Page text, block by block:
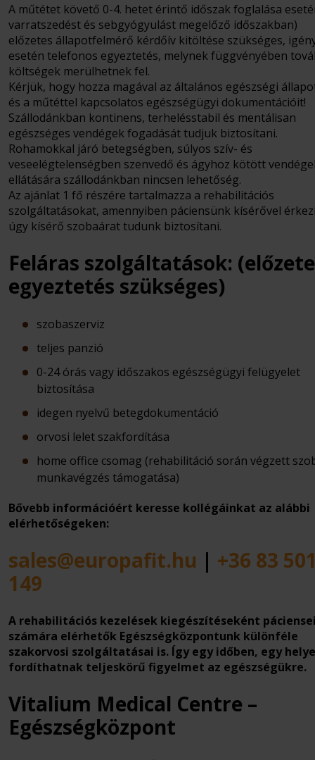
A műtétet követő 0-4. hetet érintő időszak foglalása
varratszedést és sebgyógyulást megelőző időszakban)
előzetes állapotfelmérő kérdőív kitöltése szükséges,
esetén telefonos egyeztetés, melynek függvényében
költségek merülhetnek fel.
Kérjük, hogy hozza magával az általános egészségi
és a műtéttel kapcsolatos egészségügyi dokumentációit!
Szállodánkban kontinens, terhelésstabil és mentálisan
egészséges vendégek fogadását tudjuk biztosítani.
Rohamokkal járó betegségben, súlyos szív- és
veseelégtelenségben szenvedő és ágyhoz kötött
ellátására szállodánkban nincsen lehetőség.
Az ajánlat 1 fő részére tartalmazza a rehabilitációs
szolgáltatásokat, amennyiben páciensünk kísérővel
úgy kísérő szobaárat tudunk biztosítani.
Feláras szolgáltatások:
egyeztetés szükséges)
szobaszerviz
teljes panzió
0-24 órás vagy időszakos egészségügyi felügyelet
biztosítása
idegen nyelvű betegdokumentáció
orvosi lelet szakfordítása
home office csomag (rehabilitáció során végzett
munkavégzés támogatása)
Bővebb információért keresse kollégáinkat az alábbi
elérhetőségeken:
sales@europafit.hu | +36 83
149
A rehabilitációs kezelések kiegészítéseként
számára elérhetők Egészségközpontunk különféle
szakorvosi szolgáltatásai is. Így egy időben, egy
fordíthatnak teljeskörű figyelmet az egészségükre.
Vitalium Medical Centre –
Egészségközpont